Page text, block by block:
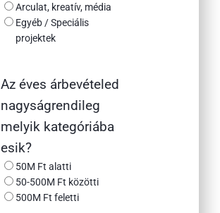
Arculat, kreatív, média
Egyéb / Speciális
projektek
Az éves árbevételed
nagyságrendileg
melyik kategóriába
esik?
50M Ft alatti
50-500M Ft közötti
500M Ft feletti